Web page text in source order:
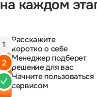
на каждом
1
Расскажите
коротко о себе
2
Менеджер подберет
решение для вас
Начните пользоваться
сервисом